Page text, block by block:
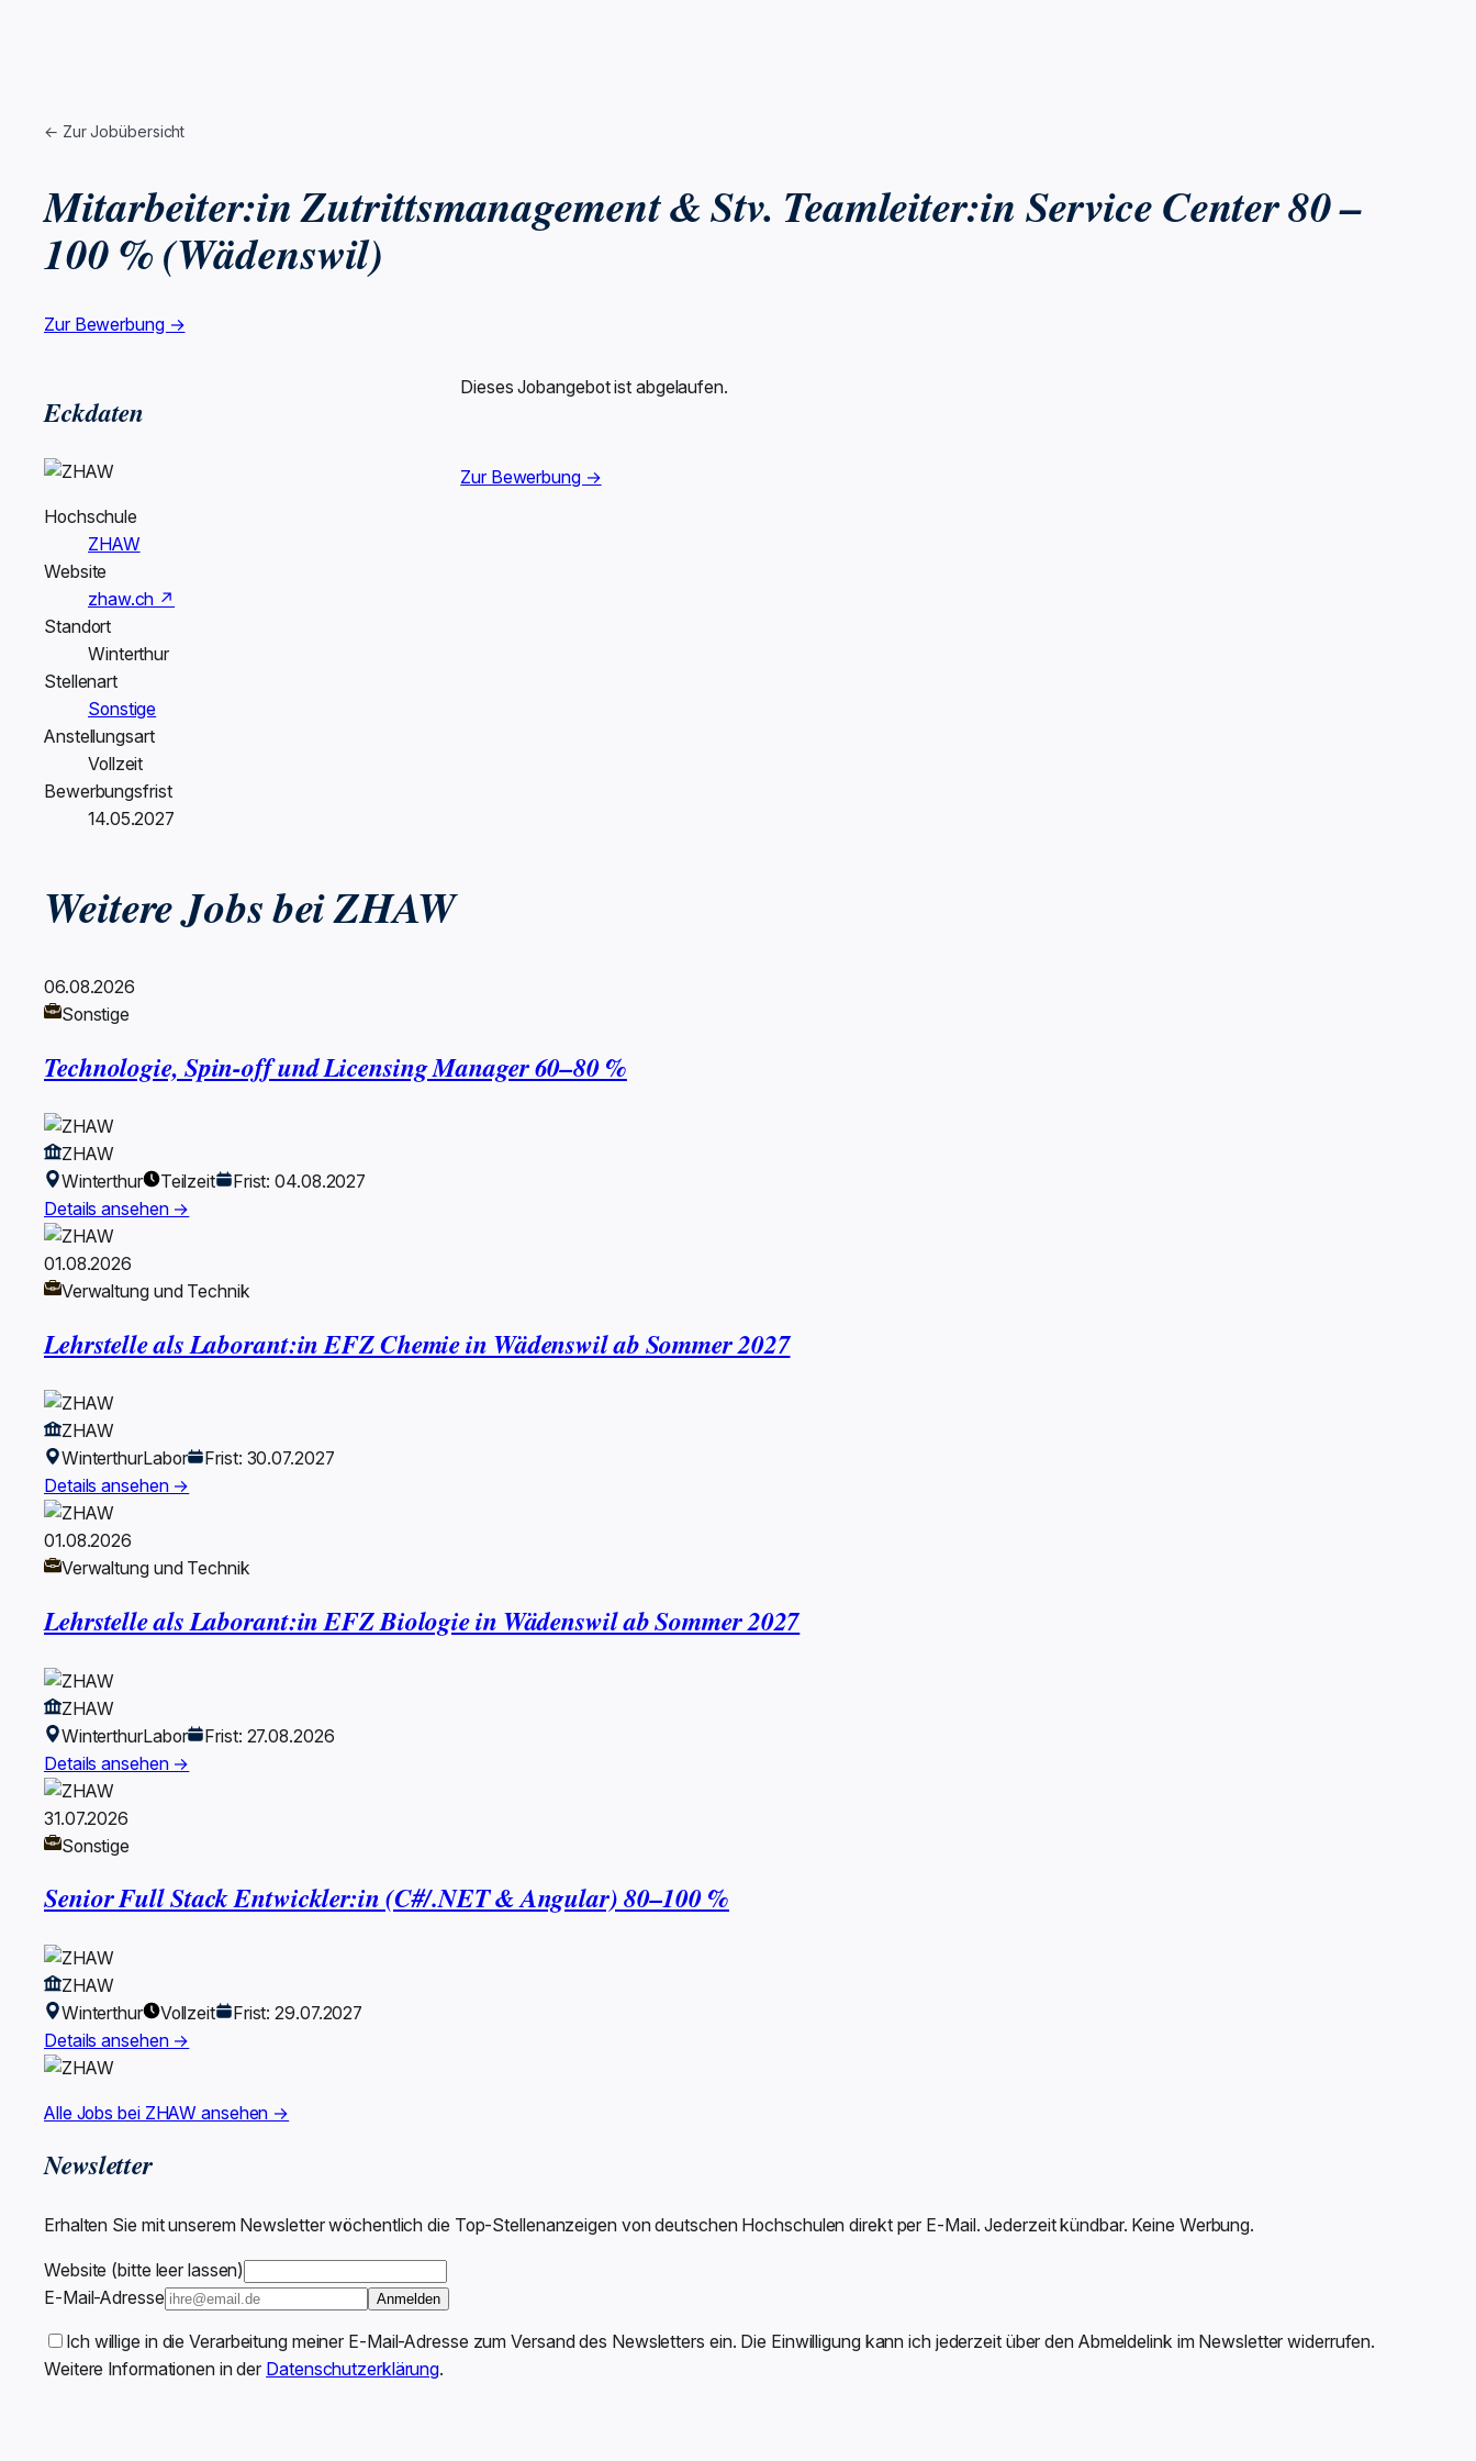
← Zur Jobübersicht
Mitarbeiter:in Zutrittsmanagement & Stv. Teamleiter:in Service Center 80 –
100 % (Wädenswil)
Zur Bewerbung →
Eckdaten
Hochschule
ZHAW
Website
zhaw.ch ↗
Standort
Winterthur
Stellenart
Sonstige
Anstellungsart
Vollzeit
Bewerbungsfrist
14.05.2027
Dieses Jobangebot ist abgelaufen.
Zur Bewerbung →
Weitere Jobs bei ZHAW
06.08.2026
Sonstige
Technologie, Spin-off und Licensing Manager 60–80 %
ZHAW
Winterthur
Teilzeit
Frist: 04.08.2027
Details ansehen →
01.08.2026
Verwaltung und Technik
Lehrstelle als Laborant:in EFZ Chemie in Wädenswil ab Sommer 2027
ZHAW
WinterthurLabor
Frist: 30.07.2027
Details ansehen →
01.08.2026
Verwaltung und Technik
Lehrstelle als Laborant:in EFZ Biologie in Wädenswil ab Sommer 2027
ZHAW
WinterthurLabor
Frist: 27.08.2026
Details ansehen →
31.07.2026
Sonstige
Senior Full Stack Entwickler:in (C#/.NET & Angular) 80–100 %
ZHAW
Winterthur
Vollzeit
Frist: 29.07.2027
Details ansehen →
Alle Jobs bei ZHAW ansehen →
Newsletter
Erhalten Sie mit unserem Newsletter wöchentlich die Top-Stellenanzeigen von deutschen Hochschulen direkt per E-Mail. Jederzeit kündbar. Keine Werbung.
Website (bitte leer lassen)
E-Mail-Adresse
Anmelden
Ich willige in die Verarbeitung meiner E-Mail-Adresse zum Versand des Newsletters ein. Die Einwilligung kann ich jederzeit über den Abmeldelink im Newsletter widerrufen.
Weitere Informationen in der Datenschutzerklärung.